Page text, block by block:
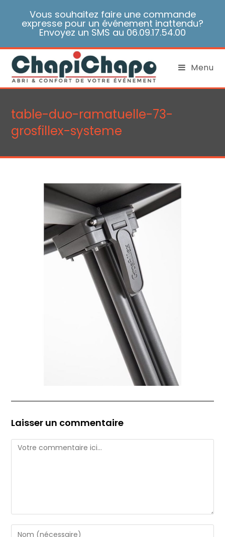
Vous souhaitez faire une commande
expresse pour un événement inattendu?
Envoyez un SMS au 06.09.17.54.00
Menu
table-duo-ramatuelle-73-
grosfillex-systeme
Laisser un commentaire
Comment
Enter